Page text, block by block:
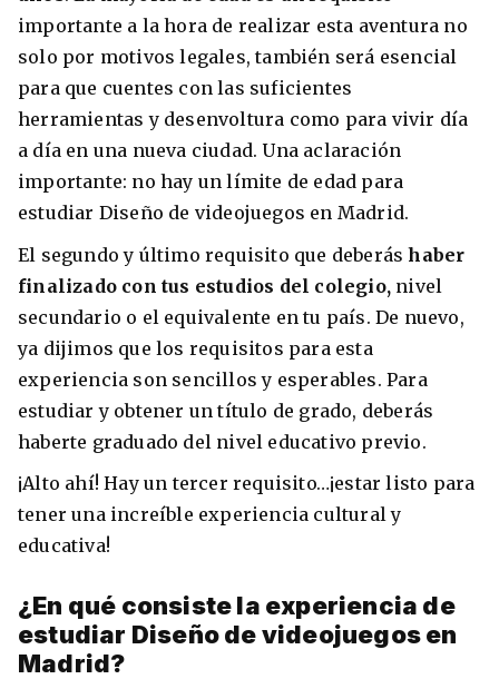
importante a la hora de realizar esta aventura no
solo por motivos legales, también será esencial
para que cuentes con las suficientes
herramientas y desenvoltura como para vivir día
a día en una nueva ciudad. Una aclaración
importante: no hay un límite de edad para
estudiar Diseño de videojuegos en Madrid.
El segundo y último requisito que deberáshaber
finalizado con tus estudios del colegio, nivel
secundario o el equivalente en tu país. De nuevo,
ya dijimos que los requisitos para esta
experiencia son sencillos y esperables. Para
estudiar y obtener un título de grado, deberás
haberte graduado del nivel educativo previo.
¡Alto ahí! Hay un tercer requisito…¡estar listo para
tener una increíble experiencia cultural y
educativa!
¿En qué consiste la experiencia de
estudiar Diseño de videojuegos en
Madrid?